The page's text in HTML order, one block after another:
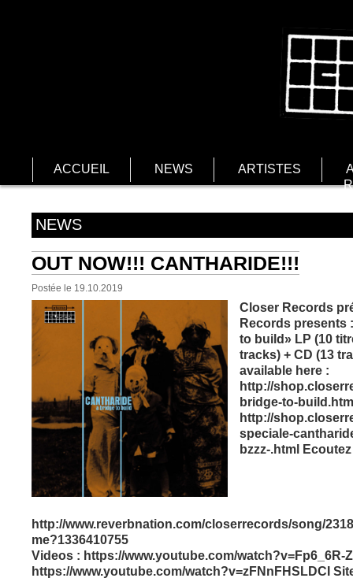
ACCUEIL NEWS ARTISTES
NEWS
OUT NOW!!! CANTHARIDE!!!
Postée le 19.10.2019
Closer Records
Records presents
to build» LP (10
tracks) + CD (13
available here :
http://
bridge-to-
http://
speciale-
bzzz-.html
http://www.reverbnation.com/closerrecords/song/
me?1336410755
Videos : https://www.youtube.com/watch?v=Fp6_6R-
https://www.youtube.com/watch?v=zFNnFHSLDCI